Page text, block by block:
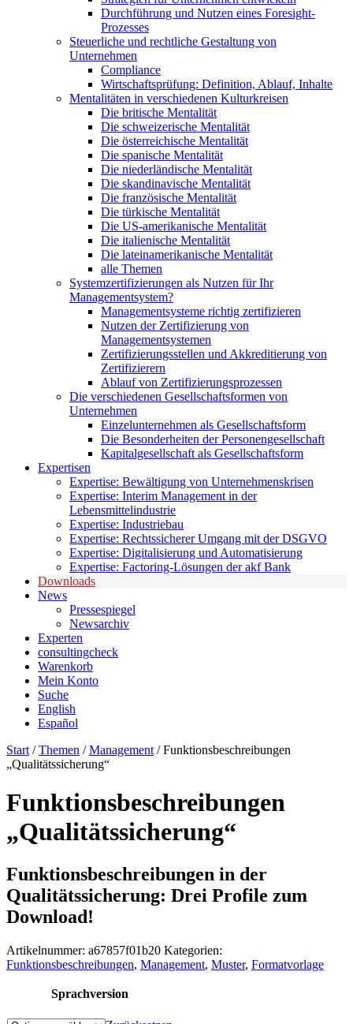
Durchführung und Nutzen eines Foresight-
Prozesses
Steuerliche und rechtliche Gestaltung von
Unternehmen
Compliance
Wirtschaftsprüfung: Definition, Ablauf, Inhalte
Mentalitäten in verschiedenen Kulturkreisen
Die britische Mentalität
Die schweizerische Mentalität
Die österreichische Mentalität
Die spanische Mentalität
Die niederländische Mentalität
Die skandinavische Mentalität
Die französische Mentalität
Die türkische Mentalität
Die US-amerikanische Mentalität
Die italienische Mentalität
Die lateinamerikanische Mentalität
alle Themen
Systemzertifizierungen als Nutzen für Ihr
Managementsystem?
Managementsysteme richtig zertifizieren
Nutzen der Zertifizierung von
Managementsystemen
Zertifizierungsstellen und Akkreditierung von
Zertifizierern
Ablauf von Zertifizierungsprozessen
Die verschiedenen Gesellschaftsformen von
Unternehmen
Einzelunternehmen als Gesellschaftsform
Die Besonderheiten der Personengesellschaft
Kapitalgesellschaft als Gesellschaftsform
Expertisen
Expertise: Bewältigung von Unternehmenskrisen
Expertise: Interim Management in der
Lebensmittelindustrie
Expertise: Industriebau
Expertise: Rechtssicherer Umgang mit der DSGVO
Expertise: Digitalisierung und Automatisierung
Expertise: Factoring-Lösungen der akf Bank
Downloads
News
Pressespiegel
Newsarchiv
Experten
consultingcheck
Warenkorb
Mein Konto
Suche
English
Español
Start /Themen /Management / Funktionsbeschreibungen
„Qualitätssicherung“
Funktionsbeschreibungen
„Qualitätssicherung“
Funktionsbeschreibungen in der
Qualitätssicherung: Drei Profile zum
Download!
Artikelnummer: a67857f01b20 Kategorien:
Funktionsbeschreibungen, Management, Muster, Formatvorlage
Sprachversion